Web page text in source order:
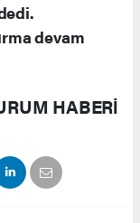
devam
HABERİ